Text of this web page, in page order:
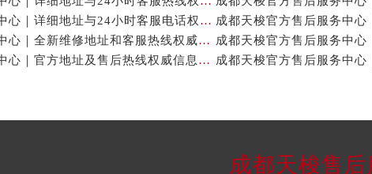
成都天梭官方售后服务中心｜详细地址与24小时客服电话权威信息公示（2026年7月最新）
成都天梭官方售后服务中心｜全新维修地址和客服热线权威信息公示（2026年7月最新）
成都天梭官方售后服务中心｜官方地址及售后热线权威信息公示（2026年7月最新）
成都天梭售